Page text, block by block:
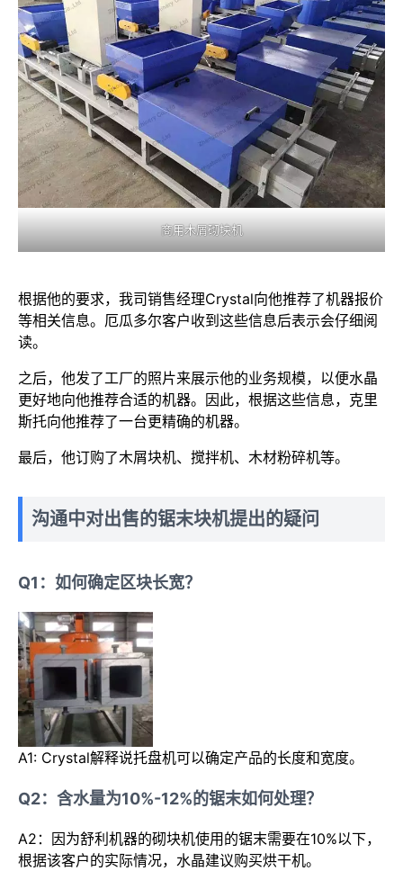
商用木屑砌块机
根据他的要求，我司销售经理Crystal向他推荐了机器报价
等相关信息。厄瓜多尔客户收到这些信息后表示会仔细阅
读。
之后，他发了工厂的照片来展示他的业务规模，以便水晶
更好地向他推荐合适的机器。因此，根据这些信息，克里
斯托向他推荐了一台更精确的机器。
最后，他订购了木屑块机、搅拌机、木材粉碎机等。
沟通中对出售的锯末块机提出的疑问
Q1：如何确定区块长宽？
A1: Crystal解释说托盘机可以确定产品的长度和宽度。
Q2：含水量为10%-12%的锯末如何处理？
A2：因为舒利机器的砌块机使用的锯末需要在10%以下，
根据该客户的实际情况，水晶建议购买烘干机。